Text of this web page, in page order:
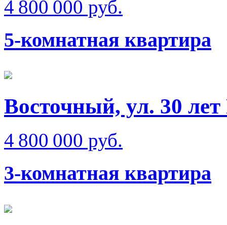
4 800 000 руб.
5-комнатная квартира
Восточный, ул. 30
4 800 000 руб.
3-комнатная квартира